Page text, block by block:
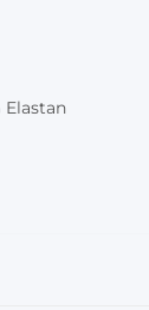
Elastan